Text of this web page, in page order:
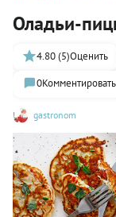
Оладьи-
gastronom
4.80 (5)Оценить
0Комментировать